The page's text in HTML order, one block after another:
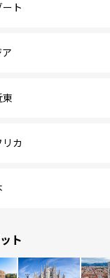
ート
ア
東
リカ
ト